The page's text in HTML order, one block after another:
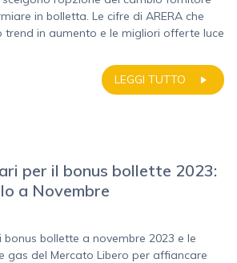
in bolletta. Le cifre di ARERA che
in aumento e le migliori offerte luce
LEGGI TUTTO
per il bonus bollette 2023:
a Novembre
bonus bollette a novembre 2023 e le
gas del Mercato Libero per affiancare